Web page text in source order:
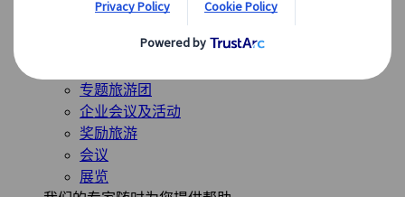
专题旅游团
企业会议及活动
奖励旅游
会议
展览